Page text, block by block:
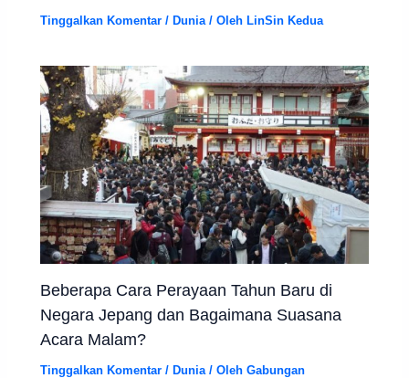
Tinggalkan Komentar / Dunia / Oleh LinSin Kedua
Beberapa Cara Perayaan Tahun Baru di
Negara Jepang dan Bagaimana Suasana
Acara Malam?
Tinggalkan Komentar /Dunia / OlehGabungan